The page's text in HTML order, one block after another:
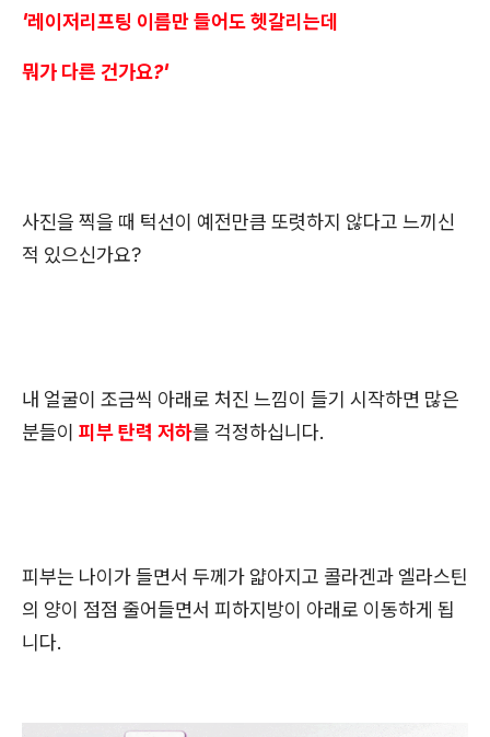
'레이저리프팅 이름만 들어도 헷갈리는데
뭐가 다른 건가요?'
사진을 찍을 때 턱선이 예전만큼 또렷하지 않다고 느끼신
적 있으신가요?
내 얼굴이 조금씩 아래로 처진 느낌이 들기 시작하면 많은
분들이 피부 탄력 저하를 걱정하십니다.
피부는 나이가 들면서 두께가 얇아지고 콜라겐과 엘라스틴
의 양이 점점 줄어들면서 피하지방이 아래로 이동하게 됩
니다.